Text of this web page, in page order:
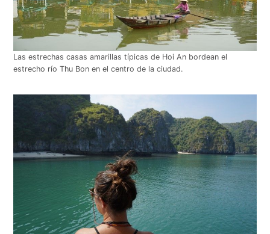
Las estrechas casas amarillas típicas de Hoi An bordean el
estrecho río Thu Bon en el centro de la ciudad.